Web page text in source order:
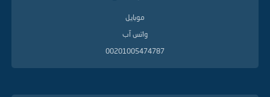
موبايل
واتس آب
00201005474787